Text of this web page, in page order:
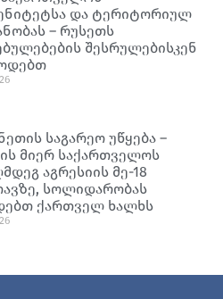
და ტერიტორიულ
– რუსეთს
შესრულებისკენ
საგარეო უწყება –
მიერ საქართველოს
აგრესიის მე-18
სოლიდარობას
ქართველ ხალხს